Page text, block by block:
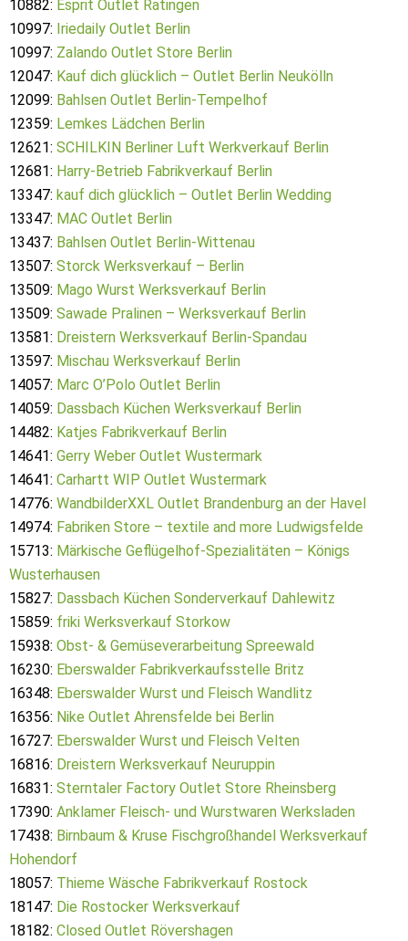
10882: Esprit Outlet Ratingen
10997: Iriedaily Outlet Berlin
10997: Zalando Outlet Store Berlin
12047: Kauf dich glücklich – Outlet Berlin Neukölln
12099: Bahlsen Outlet Berlin-Tempelhof
12359: Lemkes Lädchen Berlin
12621: SCHILKIN Berliner Luft Werkverkauf Berlin
12681: Harry-Betrieb Fabrikverkauf Berlin
13347: kauf dich glücklich – Outlet Berlin Wedding
13347: MAC Outlet Berlin
13437: Bahlsen Outlet Berlin-Wittenau
13507: Storck Werksverkauf – Berlin
13509: Mago Wurst Werksverkauf Berlin
13509: Sawade Pralinen – Werksverkauf Berlin
13581: Dreistern Werksverkauf Berlin-Spandau
13597: Mischau Werksverkauf Berlin
14057: Marc O’Polo Outlet Berlin
14059: Dassbach Küchen Werksverkauf Berlin
14482: Katjes Fabrikverkauf Berlin
14641: Gerry Weber Outlet Wustermark
14641: Carhartt WIP Outlet Wustermark
14776: WandbilderXXL Outlet Brandenburg an der Havel
14974: Fabriken Store – textile and more Ludwigsfelde
15713: Märkische Geflügelhof-Spezialitäten – Königs
Wusterhausen
15827: Dassbach Küchen Sonderverkauf Dahlewitz
15859: friki Werksverkauf Storkow
15938: Obst- & Gemüseverarbeitung Spreewald
16230: Eberswalder Fabrikverkaufsstelle Britz
16348: Eberswalder Wurst und Fleisch Wandlitz
16356: Nike Outlet Ahrensfelde bei Berlin
16727: Eberswalder Wurst und Fleisch Velten
16816: Dreistern Werksverkauf Neuruppin
16831: Sterntaler Factory Outlet Store Rheinsberg
17390: Anklamer Fleisch- und Wurstwaren Werksladen
17438: Birnbaum & Kruse Fischgroßhandel Werksverkauf
Hohendorf
18057: Thieme Wäsche Fabrikverkauf Rostock
18147: Die Rostocker Werksverkauf
18182: Closed Outlet Rövershagen